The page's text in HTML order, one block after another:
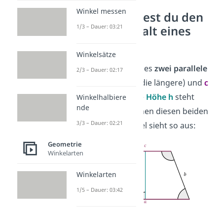
So berechnest du den
Flächeninhalt eines
BeimTrapez gibt es zwei parallele
(die längere) und c
(die kürzere). Die Höhe h steht
senkrecht
zwischen diesen beiden
Seiten. Die Formel sieht so aus:
Winkel messen
1/3 – Dauer: 03:21
Winkelsätze
2/3 – Dauer: 02:17
Winkelhalbiere
nde
3/3 – Dauer: 02:21
Geometrie
Winkelarten
Winkelarten
1/5 – Dauer: 03:42